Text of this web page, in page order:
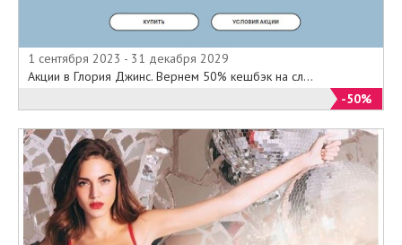
1 сентября 2023 - 31 декабря 2029
Акции в Глория Джинс. Вернем 50% кешбэк на сл...
-50%